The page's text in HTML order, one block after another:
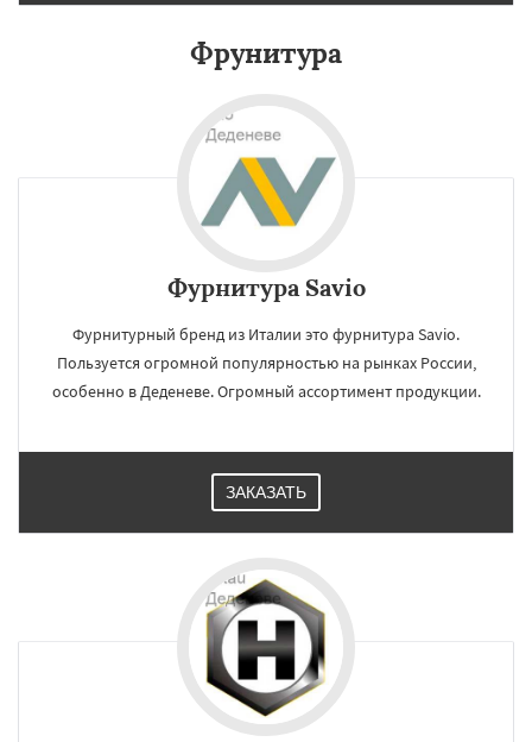
Фрунитура
Фурнитура Savio
Фурнитурный бренд из Италии это фурнитура Savio.
Пользуется огромной популярностью на рынках России,
особенно в Деденеве. Огромный ассортимент продукции.
ЗАКАЗАТЬ